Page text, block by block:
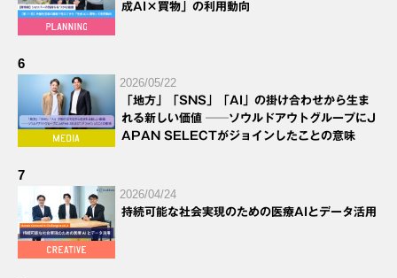
成AI×買物」の利用動向
6
2026/05/22
「地方」「SNS」「AI」の掛け合わせから生ま
れる新しい価値 ──ソウルドアウトグループにJ
APAN SELECTがジョインしたことの意味
7
2026/04/24
持続可能な社会実現のための医療AIとデータ活用